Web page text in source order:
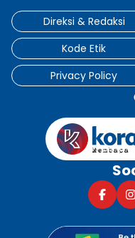
Direksi & Redaksi
Kode Etik
Privacy Policy